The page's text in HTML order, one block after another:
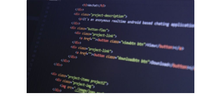
ПОЛЕЗНЫХ
ИНСТРУМЕНТОВ
ДЛЯ
РАБОТЫ